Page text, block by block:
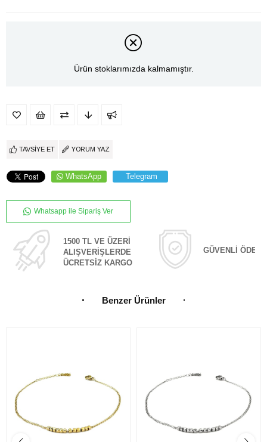
Ürün stoklarımızda kalmamıştır.
TAVSIYE ET YORUM YAZ
WhatsApp Telegram
Whatsapp ile Sipariş Ver
1500 TL VE ÜZERİ
ALIŞVERİŞLERDE
ÜCRETSİZ KARGO
GÜVENLİ
Benzer Ürünler